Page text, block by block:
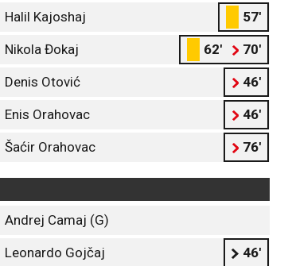
Halil Kajoshaj 57'
Nikola Đokaj 62' 70'
Denis Otović 46'
Enis Orahovac 46'
Šaćir Orahovac 76'
Andrej Camaj (G)
Leonardo Gojčaj 46'